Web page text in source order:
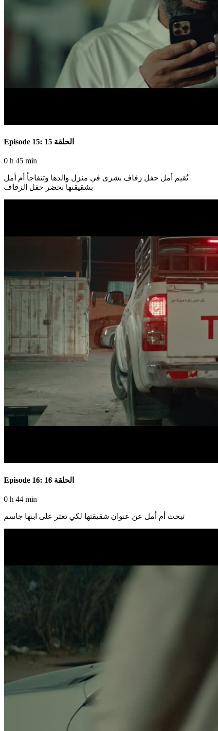
Episode 15: الحلقة 15
0 h 45 min
تُقيم أمل حفل زفاف بشرى في منزل والدها وتتفاجأ أم أمل
بشقيقتها تحضر حفل الزفاف
Episode 16: الحلقة 16
0 h 44 min
تبحث أم أمل عن عنوان شقيقتها لكي تعثر على ابنها جاسم